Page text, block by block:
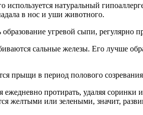
используется натуральный
в нос и уши животного.
угревой сыпи, регулярно
сальные железы. Его лучше
прыщи в период полового
протирать, удаляя
желтыми или зелеными, значит,